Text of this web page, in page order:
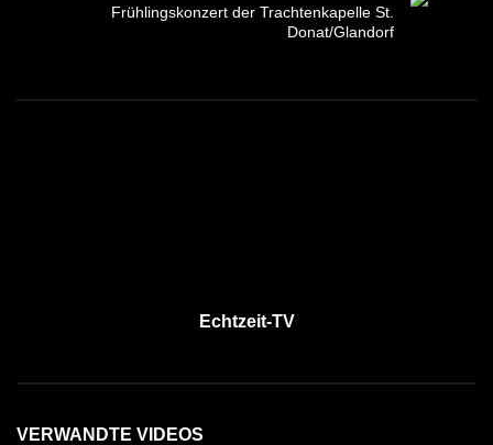
Frühlingskonzert der Trachtenkapelle St.
Donat/Glandorf
Echtzeit-TV
VERWANDTE VIDEOS